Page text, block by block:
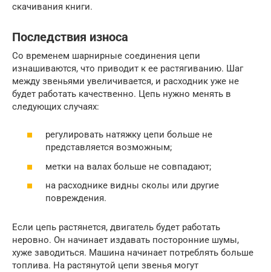
скачивания книги.
Последствия износа
Со временем шарнирные соединения цепи
изнашиваются, что приводит к ее растягиванию. Шаг
между звеньями увеличивается, и расходник уже не
будет работать качественно. Цепь нужно менять в
следующих случаях:
регулировать натяжку цепи больше не
представляется возможным;
метки на валах больше не совпадают;
на расходнике видны сколы или другие
повреждения.
Если цепь растянется, двигатель будет работать
неровно. Он начинает издавать посторонние шумы,
хуже заводиться. Машина начинает потреблять больше
топлива. На растянутой цепи звенья могут